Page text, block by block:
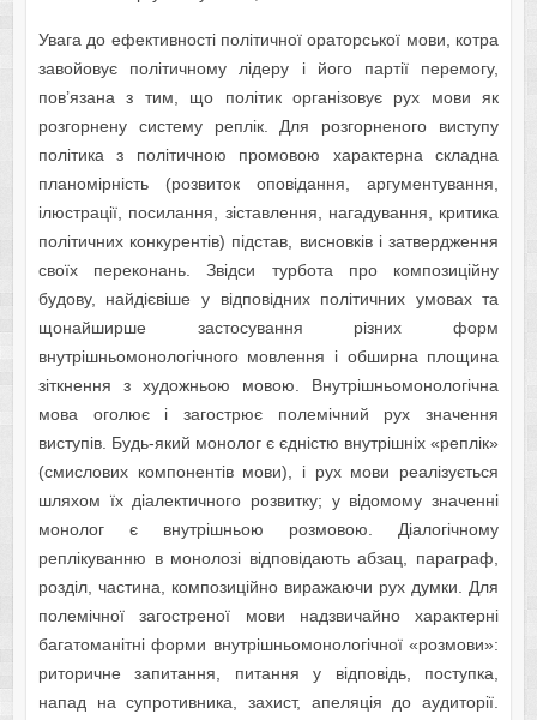
Увага до ефективності політичної ораторської мови, котра
завойовує політичному лідеру і його партії перемогу,
пов’язана з тим, що політик організовує рух мови як
розгорнену систему реплік. Для розгорненого виступу
політика з політичною промовою характерна складна
планомірність (розвиток оповідання, аргументування,
ілюстрації, посилання, зіставлення, нагадування, критика
політичних конкурентів) підстав, висновків і затвердження
своїх переконань. Звідси турбота про композиційну
будову, найдієвіше у відповідних політичних умовах та
щонайширше застосування різних форм
внутрішньомонологічного мовлення і обширна площина
зіткнення з художньою мовою. Внутрішньомонологічна
мова оголює і загострює полемічний рух значення
виступів. Будь-який монолог є єдністю внутрішніх «реплік»
(смислових компонентів мови), і рух мови реалізується
шляхом їх діалектичного розвитку; у відомому значенні
монолог є внутрішньою розмовою. Діалогічному
реплікуванню в монолозі відповідають абзац, параграф,
розділ, частина, композиційно виражаючи рух думки. Для
полемічної загостреної мови надзвичайно характерні
багатоманітні форми внутрішньомонологічної «розмови»:
риторичне запитання, питання у відповідь, поступка,
напад на супротивника, захист, апеляція до аудиторії.